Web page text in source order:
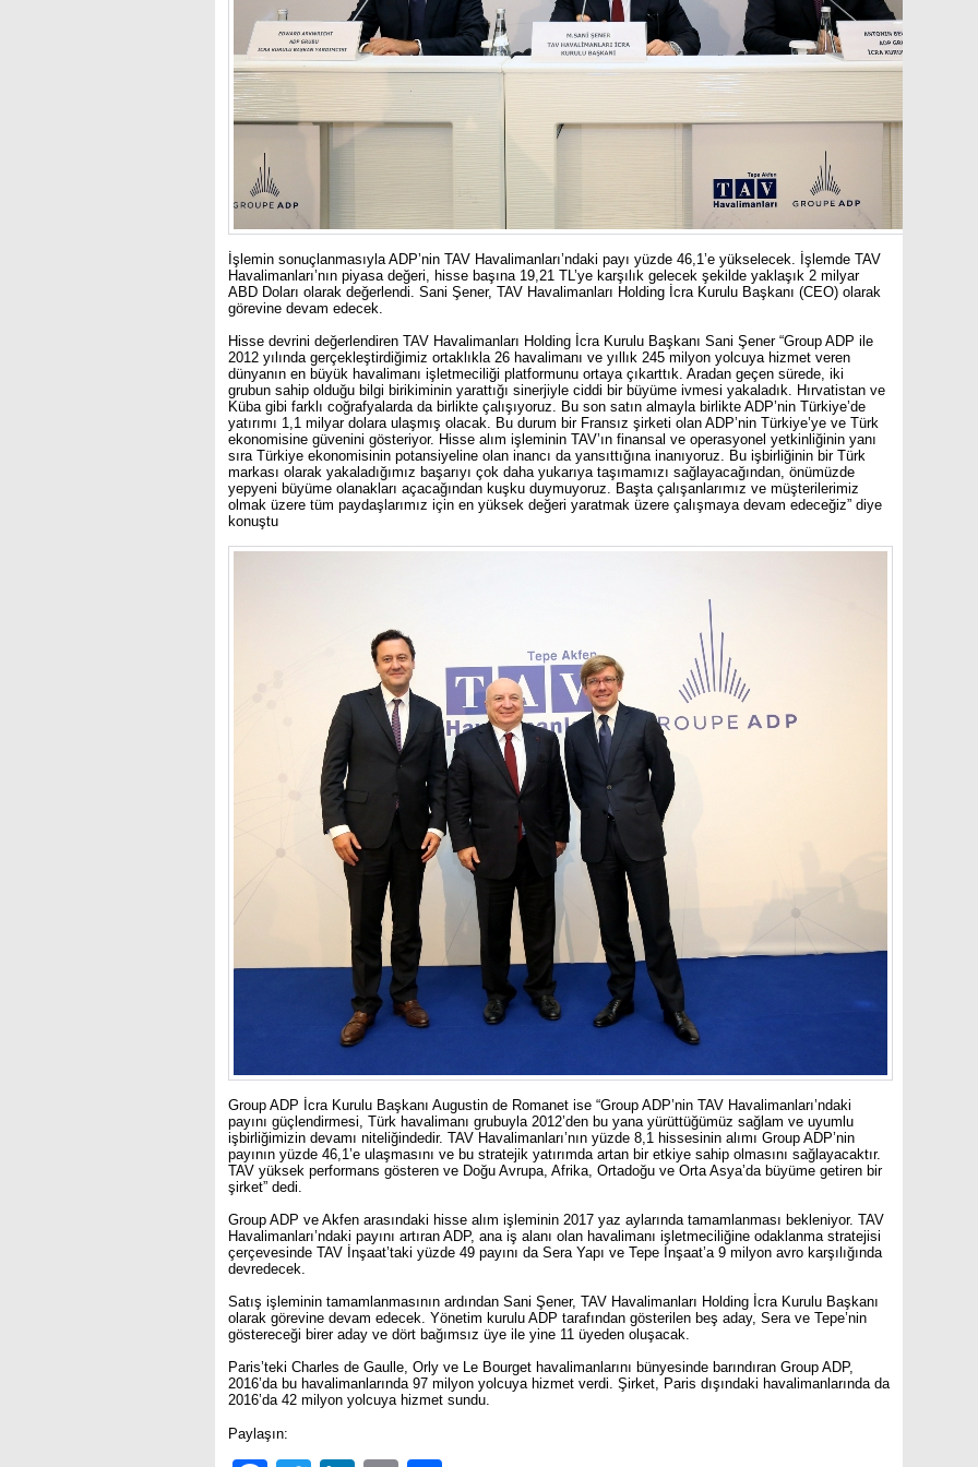
İşlemin sonuçlanmasıyla ADP’nin TAV Havalimanları’ndaki payı yüzde 46,1’e yükselecek. İşlemde TAV
Havalimanları’nın piyasa değeri, hisse başına 19,21 TL’ye karşılık gelecek şekilde yaklaşık 2 milyar
ABD Doları olarak değerlendi. Sani Şener, TAV Havalimanları Holding İcra Kurulu Başkanı (CEO) olarak
görevine devam edecek.
Hisse devrini değerlendiren TAV Havalimanları Holding İcra Kurulu Başkanı Sani Şener “Group ADP ile
2012 yılında gerçekleştirdiğimiz ortaklıkla 26 havalimanı ve yıllık 245 milyon yolcuya hizmet veren
dünyanın en büyük havalimanı işletmeciliği platformunu ortaya çıkarttık. Aradan geçen sürede, iki
grubun sahip olduğu bilgi birikiminin yarattığı sinerjiyle ciddi bir büyüme ivmesi yakaladık. Hırvatistan ve
Küba gibi farklı coğrafyalarda da birlikte çalışıyoruz. Bu son satın almayla birlikte ADP’nin Türkiye’de
yatırımı 1,1 milyar dolara ulaşmış olacak. Bu durum bir Fransız şirketi olan ADP’nin Türkiye’ye ve Türk
ekonomisine güvenini gösteriyor. Hisse alım işleminin TAV’ın finansal ve operasyonel yetkinliğinin yanı
sıra Türkiye ekonomisinin potansiyeline olan inancı da yansıttığına inanıyoruz. Bu işbirliğinin bir Türk
markası olarak yakaladığımız başarıyı çok daha yukarıya taşımamızı sağlayacağından, önümüzde
yepyeni büyüme olanakları açacağından kuşku duymuyoruz. Başta çalışanlarımız ve müşterilerimiz
olmak üzere tüm paydaşlarımız için en yüksek değeri yaratmak üzere çalışmaya devam edeceğiz” diye
konuştu
Group ADP İcra Kurulu Başkanı Augustin de Romanet ise “Group ADP’nin TAV Havalimanları’ndaki
payını güçlendirmesi, Türk havalimanı grubuyla 2012’den bu yana yürüttüğümüz sağlam ve uyumlu
işbirliğimizin devamı niteliğindedir. TAV Havalimanları’nın yüzde 8,1 hissesinin alımı Group ADP’nin
payının yüzde 46,1’e ulaşmasını ve bu stratejik yatırımda artan bir etkiye sahip olmasını sağlayacaktır.
TAV yüksek performans gösteren ve Doğu Avrupa, Afrika, Ortadoğu ve Orta Asya’da büyüme getiren bir
şirket” dedi.
Group ADP ve Akfen arasındaki hisse alım işleminin 2017 yaz aylarında tamamlanması bekleniyor. TAV
Havalimanları’ndaki payını artıran ADP, ana iş alanı olan havalimanı işletmeciliğine odaklanma stratejisi
çerçevesinde TAV İnşaat’taki yüzde 49 payını da Sera Yapı ve Tepe İnşaat’a 9 milyon avro karşılığında
devredecek.
Satış işleminin tamamlanmasının ardından Sani Şener, TAV Havalimanları Holding İcra Kurulu Başkanı
olarak görevine devam edecek. Yönetim kurulu ADP tarafından gösterilen beş aday, Sera ve Tepe’nin
göstereceği birer aday ve dört bağımsız üye ile yine 11 üyeden oluşacak.
Paris’teki Charles de Gaulle, Orly ve Le Bourget havalimanlarını bünyesinde barındıran Group ADP,
2016’da bu havalimanlarında 97 milyon yolcuya hizmet verdi. Şirket, Paris dışındaki havalimanlarında da
2016’da 42 milyon yolcuya hizmet sundu.
Paylaşın: